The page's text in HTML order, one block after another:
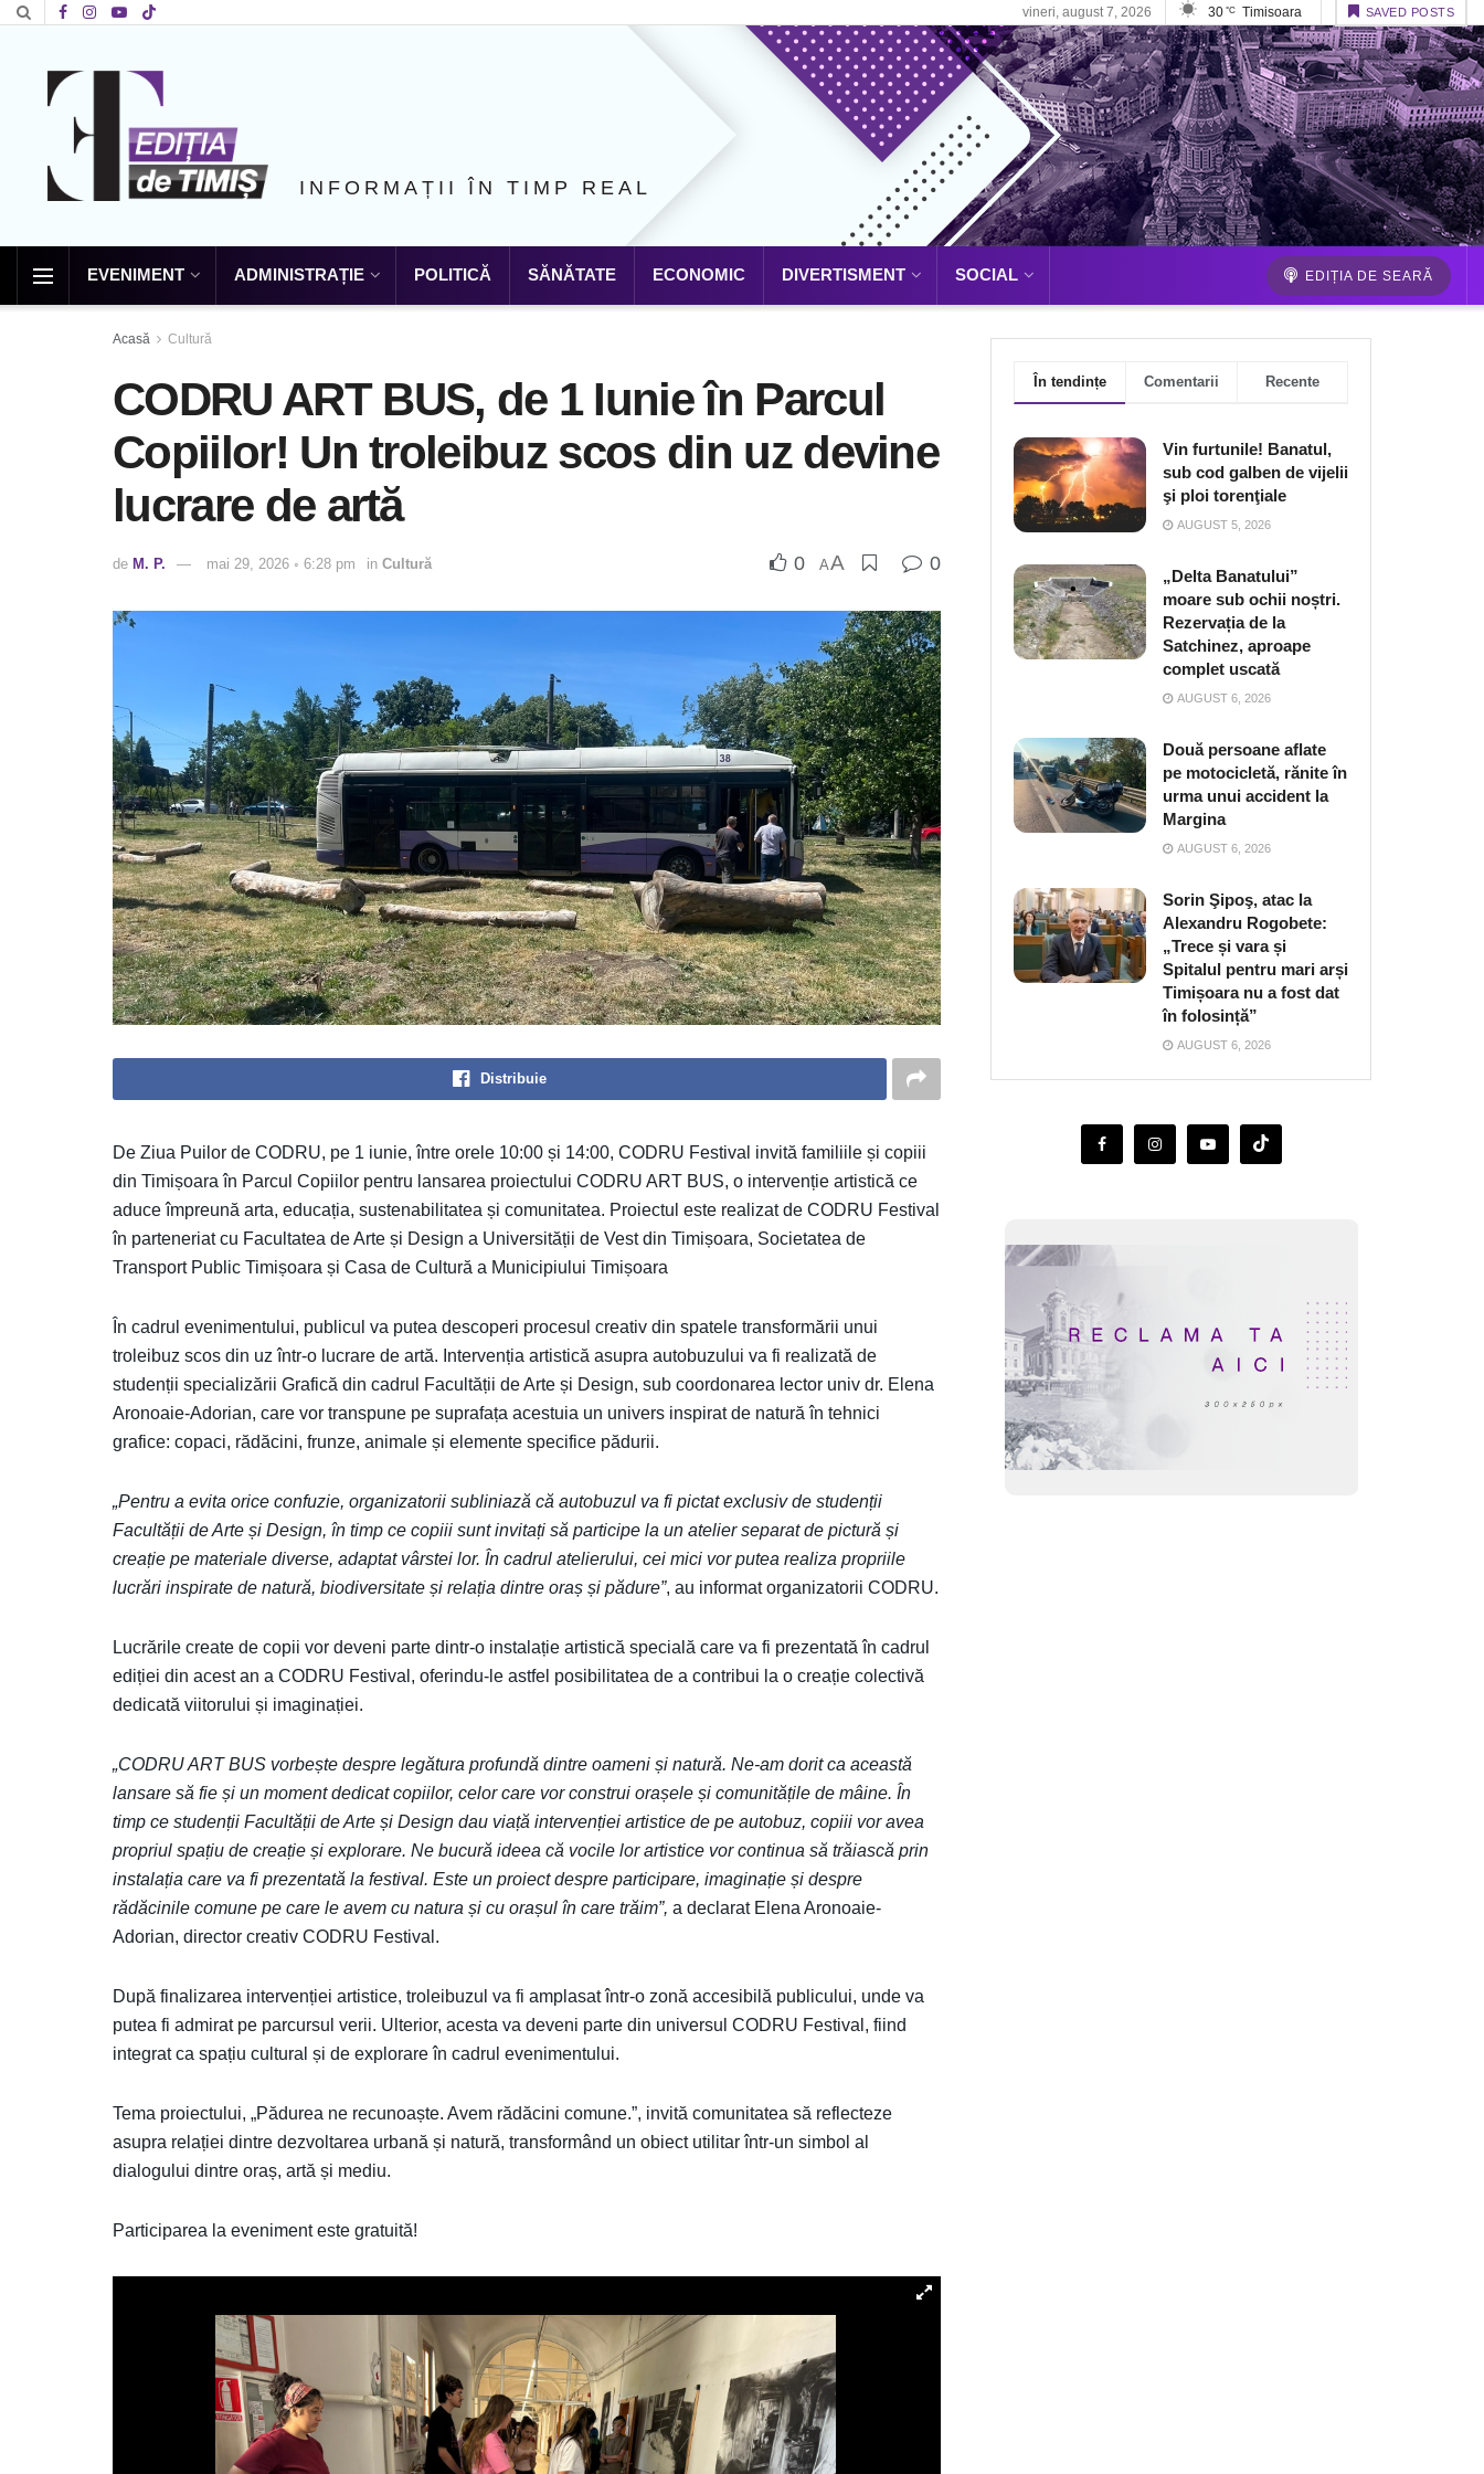
vineri, august 7, 2026 30 °C Timisoara SAVED POSTS
INFORMAȚII ÎN TIMP REAL
EVENIMENT ADMINISTRAȚIE POLITICĂ SĂNĂTATE ECONOMIC DIVERTISMENT SOCIAL EDIȚIA DE SEARĂ
Acasă Cultură
CODRU ART BUS, de 1 Iunie în Parcul
Copiilor! Un troleibuz scos din uz devine
lucrare de artă
de M. P. mai 29, 2026 ◦ 6:28 pm in Cultură 0 AA 0
Distribuie
De Ziua Puilor de CODRU, pe 1 iunie, între orele 10:00 și 14:00, CODRU Festival invită familiile și copiii
din Timișoara în Parcul Copiilor pentru lansarea proiectului CODRU ART BUS, o intervenție artistică ce
aduce împreună arta, educația, sustenabilitatea și comunitatea. Proiectul este realizat de CODRU Festival
în parteneriat cu Facultatea de Arte și Design a Universității de Vest din Timișoara, Societatea de
Transport Public Timișoara și Casa de Cultură a Municipiului Timișoara
În cadrul evenimentului, publicul va putea descoperi procesul creativ din spatele transformării unui
troleibuz scos din uz într-o lucrare de artă. Intervenția artistică asupra autobuzului va fi realizată de
studenții specializării Grafică din cadrul Facultății de Arte și Design, sub coordonarea lector univ dr. Elena
Aronoaie-Adorian, care vor transpune pe suprafața acestuia un univers inspirat de natură în tehnici
grafice: copaci, rădăcini, frunze, animale și elemente specifice pădurii.
„Pentru a evita orice confuzie, organizatorii subliniază că autobuzul va fi pictat exclusiv de studenții
Facultății de Arte și Design, în timp ce copiii sunt invitați să participe la un atelier separat de pictură și
creație pe materiale diverse, adaptat vârstei lor. În cadrul atelierului, cei mici vor putea realiza propriile
lucrări inspirate de natură, biodiversitate și relația dintre oraș și pădure”, au informat organizatorii CODRU.
Lucrările create de copii vor deveni parte dintr-o instalație artistică specială care va fi prezentată în cadrul
ediției din acest an a CODRU Festival, oferindu-le astfel posibilitatea de a contribui la o creație colectivă
dedicată viitorului și imaginației.
„CODRU ART BUS vorbește despre legătura profundă dintre oameni și natură. Ne-am dorit ca această
lansare să fie și un moment dedicat copiilor, celor care vor construi orașele și comunitățile de mâine. În
timp ce studenții Facultății de Arte și Design dau viață intervenției artistice de pe autobuz, copiii vor avea
propriul spațiu de creație și explorare. Ne bucură ideea că vocile lor artistice vor continua să trăiască prin
instalația care va fi prezentată la festival. Este un proiect despre participare, imaginație și despre
rădăcinile comune pe care le avem cu natura și cu orașul în care trăim”, a declarat Elena Aronoaie-
Adorian, director creativ CODRU Festival.
După finalizarea intervenției artistice, troleibuzul va fi amplasat într-o zonă accesibilă publicului, unde va
putea fi admirat pe parcursul verii. Ulterior, acesta va deveni parte din universul CODRU Festival, fiind
integrat ca spațiu cultural și de explorare în cadrul evenimentului.
Tema proiectului, „Pădurea ne recunoaște. Avem rădăcini comune.”, invită comunitatea să reflecteze
asupra relației dintre dezvoltarea urbană și natură, transformând un obiect utilitar într-un simbol al
dialogului dintre oraș, artă și mediu.
Participarea la eveniment este gratuită!
În tendințe Comentarii Recente
Vin furtunile! Banatul,
sub cod galben de vijelii
şi ploi torenţiale
AUGUST 5, 2026
„Delta Banatului”
moare sub ochii noștri.
Rezervația de la
Satchinez, aproape
complet uscată
AUGUST 6, 2026
Două persoane aflate
pe motocicletă, rănite în
urma unui accident la
Margina
AUGUST 6, 2026
Sorin Şipoş, atac la
Alexandru Rogobete:
„Trece și vara și
Spitalul pentru mari arși
Timișoara nu a fost dat
în folosință”
AUGUST 6, 2026